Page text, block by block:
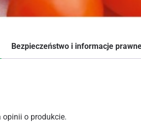
Bezpieczeństwo i informacje
opinii o produkcie.